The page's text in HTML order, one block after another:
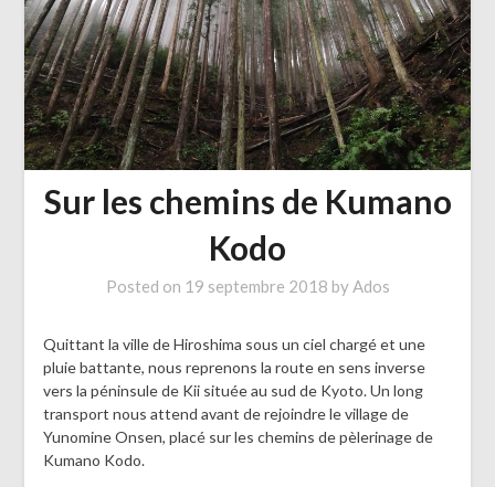
Sur les chemins de Kumano
Kodo
Posted on 19 septembre 2018 byAdos
Quittant la ville de Hiroshima sous un ciel chargé et une
pluie battante, nous reprenons la route en sens inverse
vers la péninsule de Kii située au sud de Kyoto. Un long
transport nous attend avant de rejoindre le village de
Yunomine Onsen, placé sur les chemins de pèlerinage de
Kumano Kodo.